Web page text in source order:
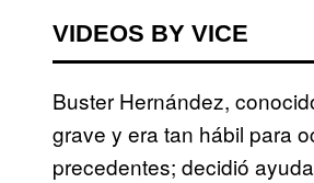
VIDEOS BY VICE
Buster Hernández,
grave y era tan hábil para
precedentes; decidió